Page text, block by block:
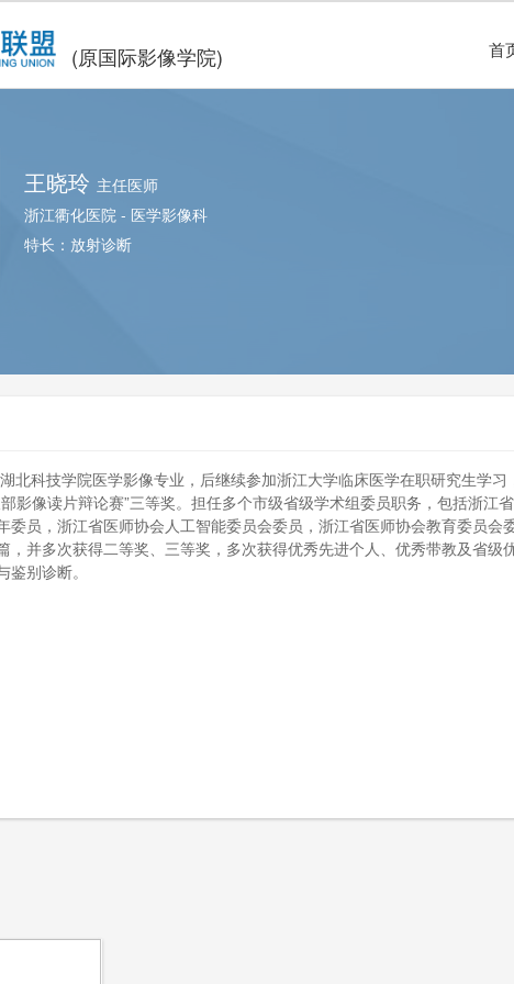
(原国际影像学院) 首
王晓玲 主任医师
浙江衢化医院- 医学影像科
特长： 放射诊断
北科技学院医学影像专业，后继续参加浙江大学临床医学在职研究生学
影像读片辩论赛”三等奖。担任多个市级省级学术组委员职务，包括浙
委员，浙江省医师协会人工智能委员会委员，浙江省医师协会教育委员
，并多次获得二等奖、三等奖，多次获得优秀先进个人、优秀带教及省
别诊断。